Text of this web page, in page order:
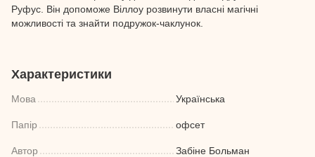
Руфус. Він допоможе Віллоу розвинути власні магічні
можливості та знайти подружок-чаклунок.
Характеристики
Мова Українська
Папір офсет
Автор Забіне Больман